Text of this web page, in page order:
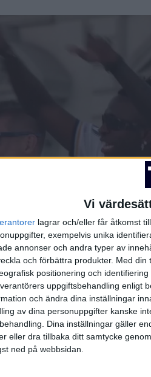
Vi
lagrar och/eller får åtkomst
exempelvis unika
annonser och andra typer av
och förbättra produkter. Med din
positionering och
uppgiftsbehandling enligt
och ändra dina inställningar
av dina personuppgifter kanske
Dina inställningar gäller
eller dra tillbaka ditt samtycke
ned på webbsidan.
G. Olsson